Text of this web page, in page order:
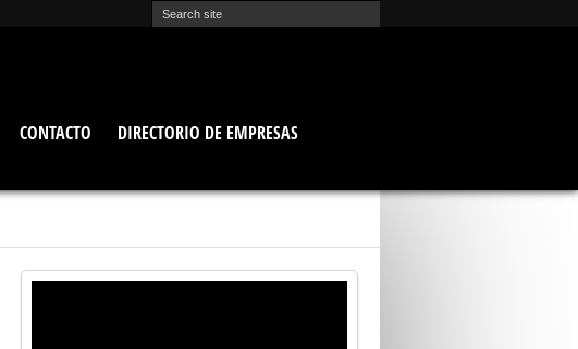
CONTACTO
DIRECTORIO DE EMPRESAS